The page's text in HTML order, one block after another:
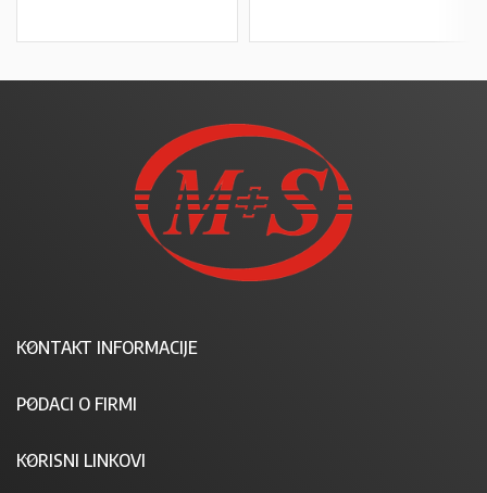
KONTAKT INFORMACIJE
PODACI O FIRMI
KORISNI LINKOVI